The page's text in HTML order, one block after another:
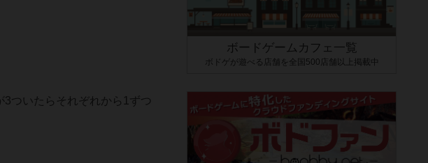
ついたらそれぞれから1ずつ
ボードゲームカフェ一覧
ボドゲが遊べる店舗を全国500店舗以上掲載中